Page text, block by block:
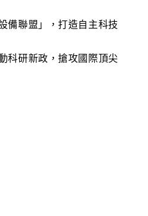
備聯盟」，打造自主科技
科研新政，搶攻國際頂尖